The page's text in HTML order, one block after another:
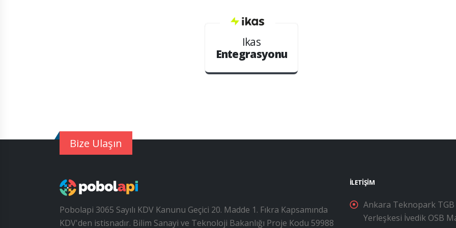
İkas
Entegrasyonu
Bize Ulaşın
Pobolapi 3065 Sayılı KDV Kanunu Geçici 20. Madde 1. Fıkra Kapsamında
KDV'den istisnadır. Bilim Sanayi ve Teknoloji Bakanlığı Proje Kodu 59988
İLETIŞIM
Ankara Teknopark TGB
Yerleşkesi İvedik OSB